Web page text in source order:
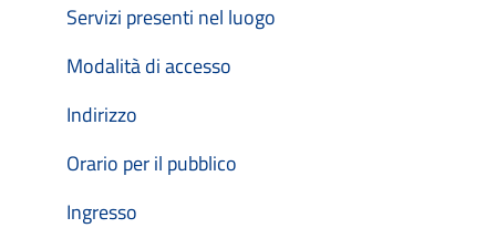
Servizi presenti nel luogo
Modalità di accesso
Indirizzo
Orario per il pubblico
Ingresso